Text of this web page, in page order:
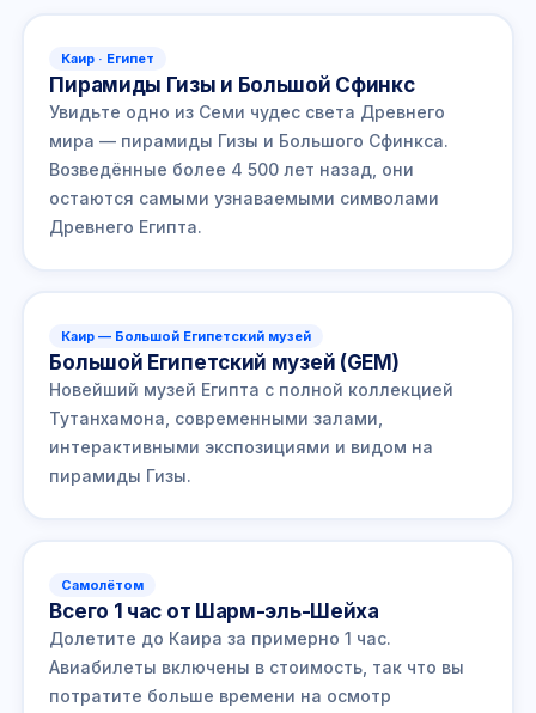
Каир · Египет
Пирамиды Гизы и Большой Сфинкс
Увидьте одно из Семи чудес света Древнего
мира — пирамиды Гизы и Большого Сфинкса.
Возведённые более 4 500 лет назад, они
остаются самыми узнаваемыми символами
Древнего Египта.
Каир — Большой Египетский музей
Большой Египетский музей (GEM)
Новейший музей Египта с полной коллекцией
Тутанхамона, современными залами,
интерактивными экспозициями и видом на
пирамиды Гизы.
Самолётом
Всего 1 час от Шарм-эль-Шейха
Долетите до Каира за примерно 1 час.
Авиабилеты включены в стоимость, так что вы
потратите больше времени на осмотр